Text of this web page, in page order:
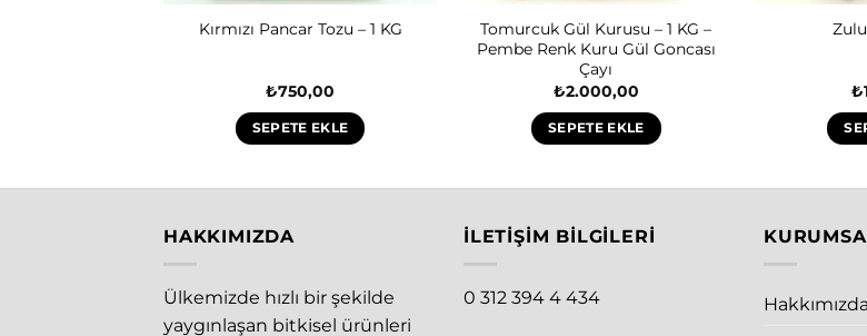
Kırmızı Pancar Tozu – 1 KG
₺750,00
SEPETE EKLE
Tomurcuk Gül Kurusu – 1 KG –
Pembe Renk Kuru Gül Goncası
Çayı
₺2.000,00
SEPETE EKLE
₺
HAKKIMIZDA
Ülkemizde hızlı bir şekilde
yaygınlaşan bitkisel ürünleri
İLETIŞIM BILGILERI
0 312 394 4 434
Hakkımızda